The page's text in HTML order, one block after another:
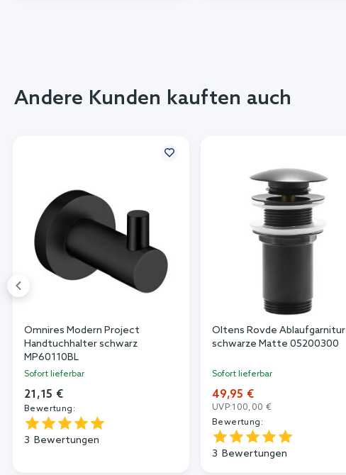
Andere Kunden kauften auch
Omnires Modern Project
Handtuchhalter schwarz
MP60110BL
Sofort lieferbar
21,15 €
Bewertung:
3 Bewertungen
Oltens Rovde Ablaufgarnitur
schwarze Matte 05200300
Sofort lieferbar
49,95 €
UVP:100,00 €
Bewertung:
3 Bewertungen